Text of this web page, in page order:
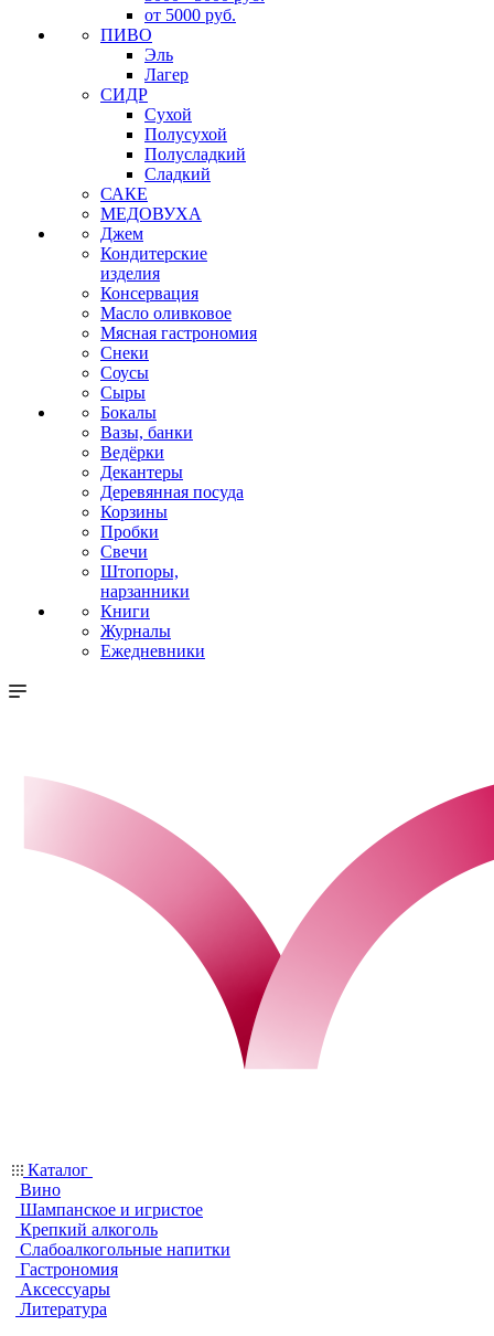
от 5000 руб.
ПИВО
Эль
Лагер
СИДР
Сухой
Полусухой
Полусладкий
Сладкий
САКЕ
МЕДОВУХА
Джем
Кондитерские
изделия
Консервация
Масло оливковое
Мясная гастрономия
Снеки
Соусы
Сыры
Бокалы
Вазы, банки
Ведёрки
Декантеры
Деревянная посуда
Корзины
Пробки
Свечи
Штопоры,
нарзанники
Книги
Журналы
Ежедневники
Каталог
Вино
Шампанское и игристое
Крепкий алкоголь
Слабоалкогольные напитки
Гастрономия
Аксессуары
Литература